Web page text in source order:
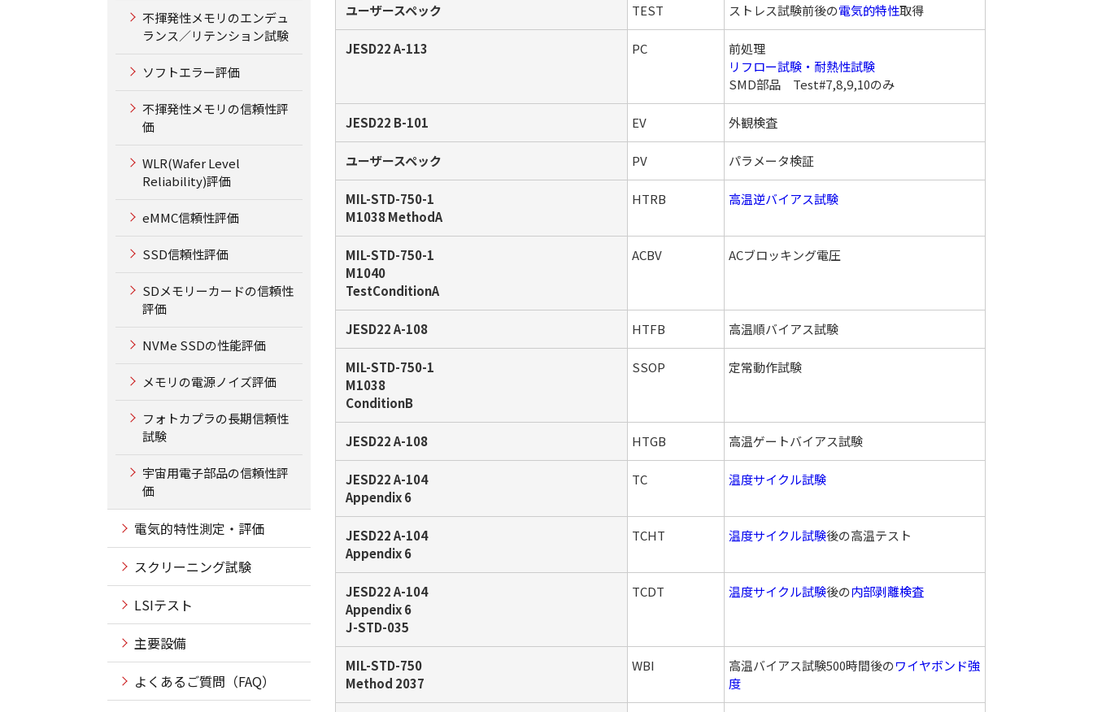
ユーザースペック TEST ストレス試験前後の電気的特性取得
JESD22 A-113 PC
前処理
リフロー試験・耐熱性試験
SMD部品 Test#7,8,9,10のみ
JESD22 B-101 EV 外観検査
ユーザースペック PV パラメータ検証
MIL-STD-750-1
M1038 MethodA
HTRB 高温逆バイアス試験
MIL-STD-750-1
M1040
TestConditionA
ACBV ACブロッキング電圧
JESD22 A-108 HTFB 高温順バイアス試験
MIL-STD-750-1
M1038
ConditionB
SSOP 定常動作試験
JESD22 A-108 HTGB 高温ゲートバイアス試験
JESD22 A-104
Appendix 6
TC 温度サイクル試験
JESD22 A-104
Appendix 6
TCHT 温度サイクル試験後の高温テスト
JESD22 A-104
Appendix 6
J-STD-035
TCDT 温度サイクル試験後の内部剥離検査
MIL-STD-750
Method 2037
WBI 高温バイアス試験500時間後のワイヤボンド強
度
不揮発性メモリのエンデュ
ランス／リテンション試験
ソフトエラー評価
不揮発性メモリの信頼性評
価
WLR(Wafer Level
Reliability)評価
eMMC信頼性評価
SSD信頼性評価
SDメモリーカードの信頼性
評価
NVMe SSDの性能評価
メモリの電源ノイズ評価
フォトカプラの長期信頼性
試験
宇宙用電子部品の信頼性評
価
電気的特性測定・評価
スクリーニング試験
LSIテスト
主要設備
よくあるご質問（FAQ）